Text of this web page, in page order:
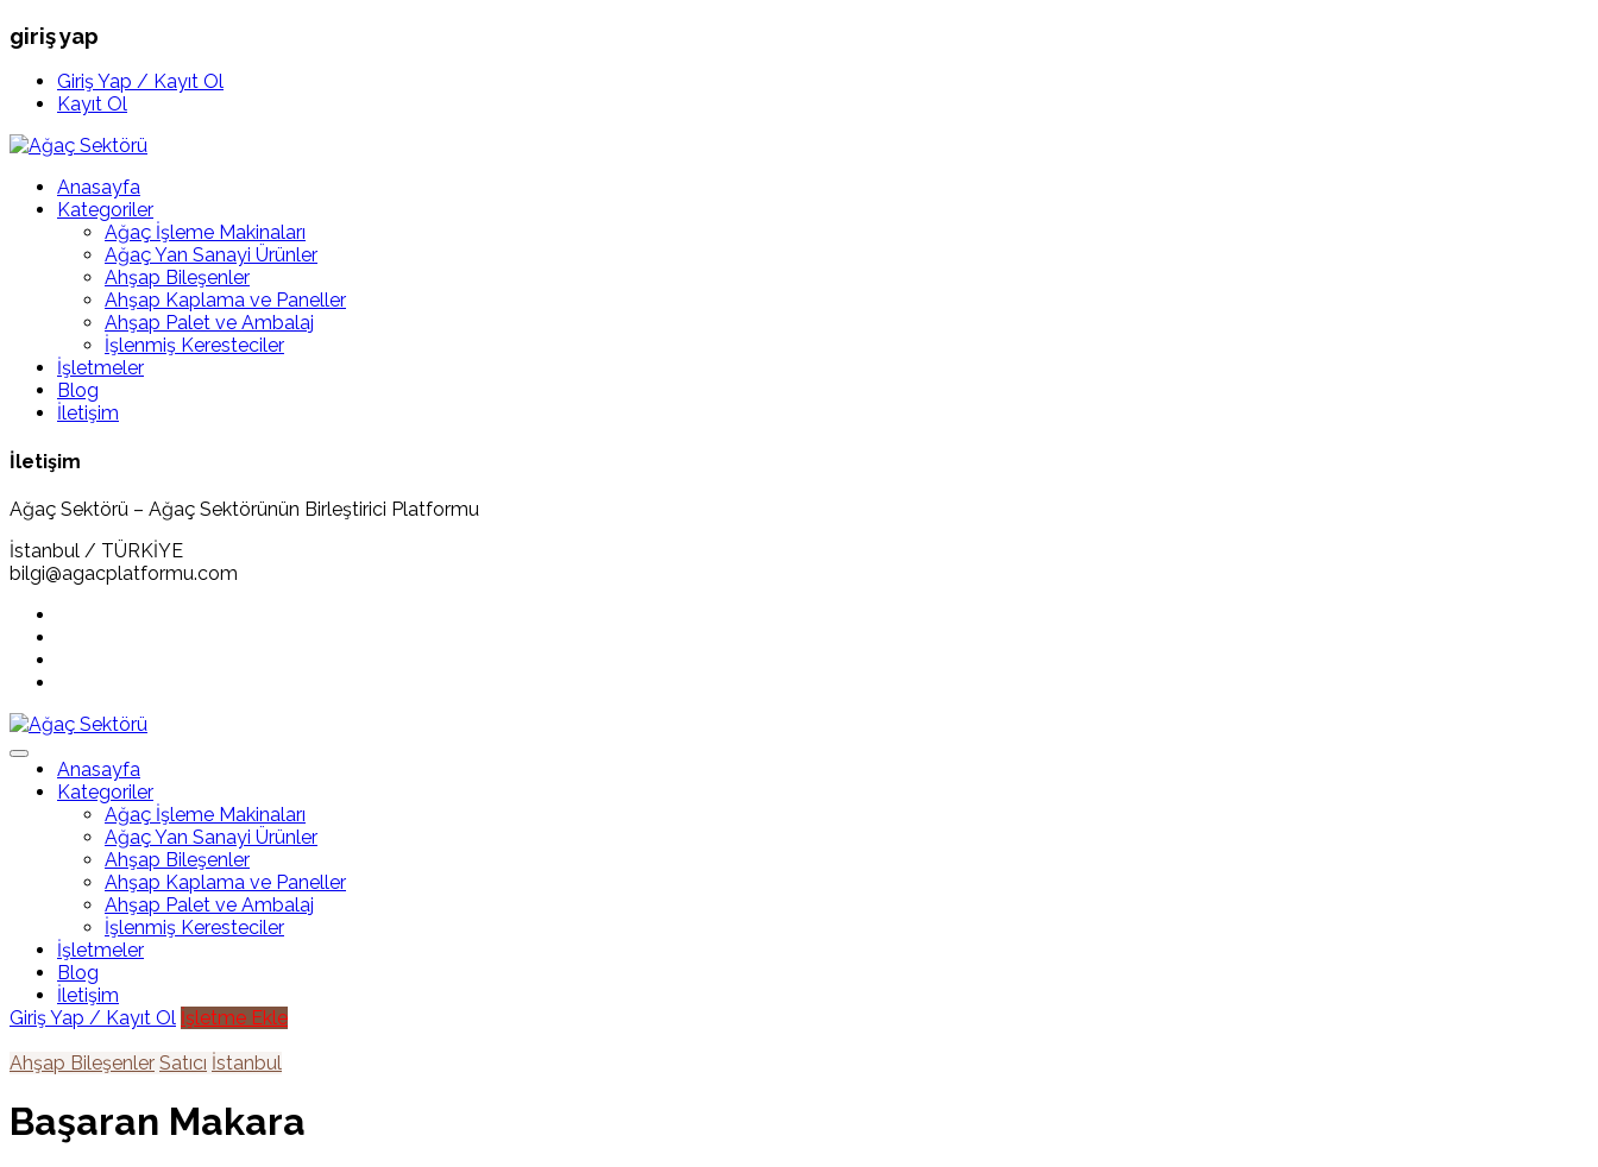
giriş yap
Giriş Yap / Kayıt Ol
Kayıt Ol
Anasayfa
Kategoriler
Ağaç İşleme Makinaları
Ağaç Yan Sanayi Ürünler
Ahşap Bileşenler
Ahşap Kaplama ve Paneller
Ahşap Palet ve Ambalaj
İşlenmiş Keresteciler
İşletmeler
Blog
İletişim
İletişim
Ağaç Sektörü – Ağaç Sektörünün Birleştirici Platformu
İstanbul / TÜRKİYE
bilgi@agacplatformu.com
Anasayfa
Kategoriler
Ağaç İşleme Makinaları
Ağaç Yan Sanayi Ürünler
Ahşap Bileşenler
Ahşap Kaplama ve Paneller
Ahşap Palet ve Ambalaj
İşlenmiş Keresteciler
İşletmeler
Blog
İletişim
Giriş Yap / Kayıt Ol İşletme Ekle
Ahşap Bileşenler Satıcı İstanbul
Başaran Makara